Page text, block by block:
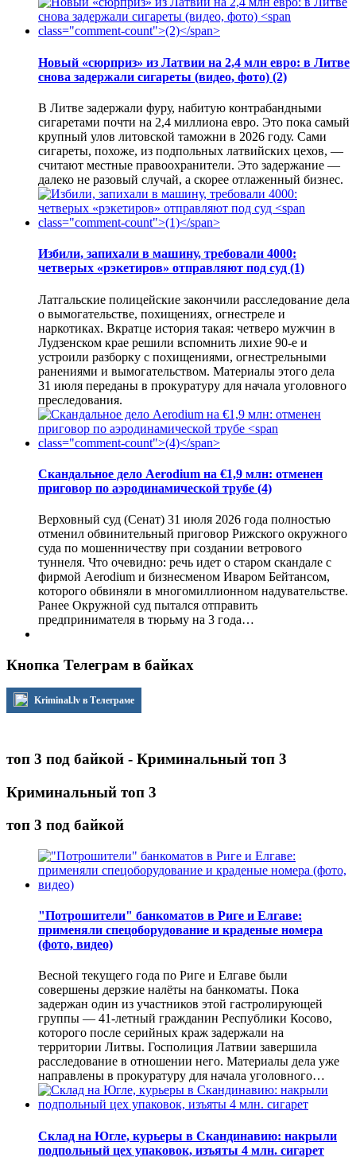
Новый «сюрприз» из Латвии на 2,4 млн евро: в Литве
снова задержали сигареты (видео, фото) (2)
В Литве задержали фуру, набитую контрабандными
сигаретами почти на 2,4 миллиона евро. Это пока самый
крупный улов литовской таможни в 2026 году. Сами
сигареты, похоже, из подпольных латвийских цехов, —
считают местные правоохранители. Это задержание —
далеко не разовый случай, а скорее отлаженный бизнес.
Избили, запихали в машину, требовали 4000:
четверых «рэкетиров» отправляют под суд (1)
Латгальские полицейские закончили расследование дела
о вымогательстве, похищениях, огнестреле и
наркотиках. Вкратце история такая: четверо мужчин в
Лудзенском крае решили вспомнить лихие 90-е и
устроили разборку с похищениями, огнестрельными
ранениями и вымогательством. Материалы этого дела
31 июля переданы в прокуратуру для начала уголовного
преследования.
Скандальное дело Aerodium на €1,9 млн: отменен
приговор по аэродинамической трубе (4)
Верховный суд (Сенат) 31 июля 2026 года полностью
отменил обвинительный приговор Рижского окружного
суда по мошенничеству при создании ветрового
туннеля. Что очевидно: речь идет о старом скандале с
фирмой Aerodium и бизнесменом Иваром Бейтансом,
которого обвиняли в многомиллионном надувательстве.
Ранее Окружной суд пытался отправить
предпринимателя в тюрьму на 3 года…
Кнопка Телеграм в байках
Kriminal.lv в Телеграме
топ 3 под байкой - Криминальный топ 3
Криминальный топ 3
топ 3 под байкой
"Потрошители" банкоматов в Риге и Елгаве:
применяли спецоборудование и краденые номера
(фото, видео)
Весной текущего года по Риге и Елгаве были
совершены дерзкие налёты на банкоматы. Пока
задержан один из участников этой гастролирующей
группы — 41-летный гражданин Республики Косово,
которого после серийных краж задержали на
территории Литвы. Госполиция Латвии завершила
расследование в отношении него. Материалы дела уже
направлены в прокуратуру для начала уголовного…
Склад на Югле, курьеры в Скандинавию: накрыли
подпольный цех упаковок, изъяты 4 млн. сигарет